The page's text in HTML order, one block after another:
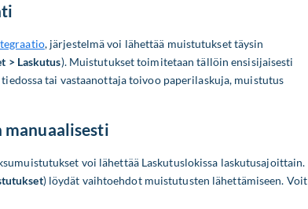
, järjestelmä voi lähettää muistutukset täysin
> Laskutus). Muistutukset toimitetaan tällöin ensisijaisesti
tai vastaanottaja toivoo paperilaskuja, muistutus
voi lähettää Laskutuslokissa laskutusajoittain.
) löydät vaihtoehdot muistutusten lähettämiseen. Voit